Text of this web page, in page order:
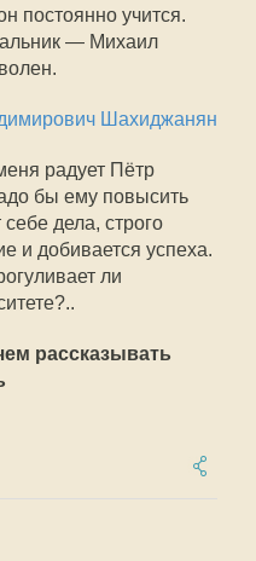
постоянно учится.
— Михаил
Шахиджанян
радует Пётр
бы ему повысить
дела, строго
и добивается успеха.
ли
рассказывать